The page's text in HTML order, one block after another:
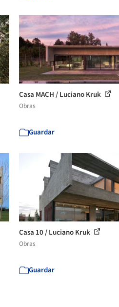
Casa MACH / Luciano Kruk
Obras
Guardar
Casa 10 / Luciano Kruk
Obras
Guardar